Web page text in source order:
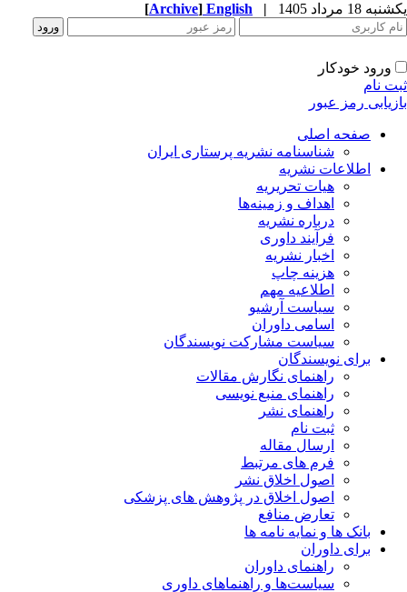
18 مرداد 1405 |
English
[Archive]
ورود خودکار
نام
رمز عبور
صفحه اصلی
شناسنامه نشریه پرستاری ایران
اطلاعات نشریه
هیات تحریریه
اهداف و زمینه‌ها
درباره نشریه
فرآیند داوری
اخبار نشریه
هزینه چاپ
اطلاعیه مهم
سیاست آرشیو
اسامی داوران
سیاست مشارکت نویسندگان
برای نویسندگان
راهنمای نگارش مقالات
راهنمای منبع نویسی
راهنمای نشر
ثبت نام
ارسال مقاله
فرم های مرتبط
اصول اخلاق نشر
اصول اخلاق در پژوهش های پزشکی
تعارض منافع
بانک ها و نمایه نامه ها
برای داوران
راهنمای داوران
سیاست‌ها و راهنماهای داوری